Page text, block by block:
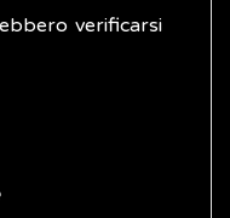
verificarsi